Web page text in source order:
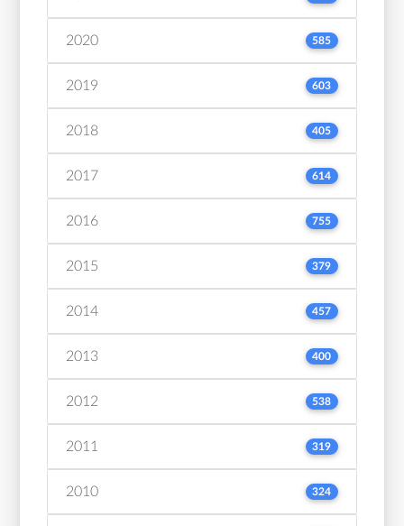
2020 585
2019 603
2018 405
2017 614
2016 755
2015 379
2014 457
2013 400
2012 538
2011 319
2010 324